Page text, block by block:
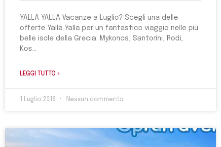
YALLA YALLA Vacanze a Luglio? Scegli una delle
offerte Yalla Yalla per un fantastico viaggio nelle più
belle isole della Grecia: Mykonos, Santorini, Rodi,
Kos
LEGGI TUTTO »
1 Luglio 2016 Nessun commento